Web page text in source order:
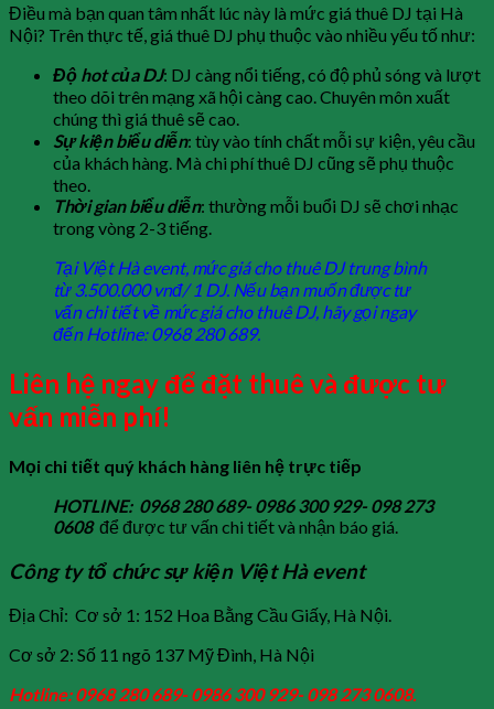
Điều mà bạn quan tâm nhất lúc này là mức giá thuê DJ tại Hà
Nội? Trên thực tế, giá thuê DJ phụ thuộc vào nhiều yếu tố như:
Độ hot của DJ: DJ càng nổi tiếng, có độ phủ sóng và lượt
theo dõi trên mạng xã hội càng cao. Chuyên môn xuất
chúng thì giá thuê sẽ cao.
Sự kiện biểu diễn: tùy vào tính chất mỗi sự kiện, yêu cầu
của khách hàng. Mà chi phí thuê DJ cũng sẽ phụ thuộc
theo.
Thời gian biểu diễn: thường mỗi buổi DJ sẽ chơi nhạc
trong vòng 2-3 tiếng.
Tại Việt Hà event, mức giá cho thuê DJ trung bình
từ 3.500.000 vnđ/ 1 DJ. Nếu bạn muốn được tư
vấn chi tiết về mức giá cho thuê DJ, hãy gọi ngay
đến Hotline: 0968 280 689.
Liên hệ ngay để đặt thuê và được tư
vấn miễn phí!
Mọi chi tiết quý khách hàng liên hệ trực tiếp
HOTLINE: 0968 280 689- 0986 300 929- 098 273
0608 để được tư vấn chi tiết và nhận báo giá.
Công ty tổ chức sự kiện Việt Hà event
Địa Chỉ: Cơ sở 1: 152 Hoa Bằng Cầu Giấy, Hà Nội.
Cơ sở 2: Số 11 ngõ 137 Mỹ Đình, Hà Nội
Hotline: 0968 280 689- 0986 300 929- 098 273 0608.